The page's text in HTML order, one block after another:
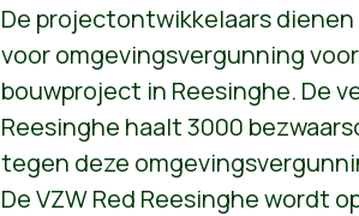
De projectontwikkelaars dienen
voor omgevingsvergunning
bouwproject in Reesinghe. De
Reesinghe haalt 3000
tegen deze
De VZW Red Reesinghe wordt